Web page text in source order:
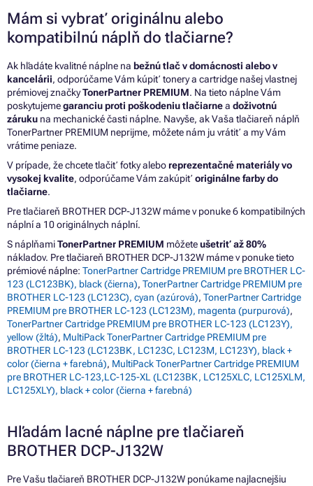
Mám si vybrať originálnu alebo
kompatibilnú náplň do tlačiarne?
Ak hľadáte kvalitné náplne na bežnú tlač v domácnosti alebo v
kancelárii, odporúčame Vám kúpiť tonery a cartridge našej vlastnej
prémiovej značkyTonerPartner PREMIUM. Na tieto náplne Vám
poskytujemegaranciu proti poškodeniu tlačiarnea doživotnú
záruku na mechanické časti náplne. Navyše, ak Vaša tlačiareň náplň
TonerPartner PREMIUM neprijme, môžete nám ju vrátiť a my Vám
vrátime peniaze.
V prípade, že chcete tlačiť fotky aleboreprezentačné materiály vo
vysokej kvalite, odporúčame Vám zakúpiť originálne farby do
tlačiarne.
Pre tlačiareň BROTHER DCP-J132W máme v ponuke 6 kompatibilných
náplní a 10 originálnych náplní.
S náplňamiTonerPartner PREMIUM môžeteušetriť až 80%
nákladov. Pre tlačiareň BROTHER DCP-J132W máme v ponuke tieto
prémiové náplne: TonerPartner Cartridge PREMIUM pre BROTHER LC-
123 (LC123BK), black (čierna), TonerPartner Cartridge PREMIUM pre
BROTHER LC-123 (LC123C), cyan (azúrová), TonerPartner Cartridge
PREMIUM pre BROTHER LC-123 (LC123M), magenta (purpurová),
TonerPartner Cartridge PREMIUM pre BROTHER LC-123 (LC123Y),
yellow (žltá), MultiPack TonerPartner Cartridge PREMIUM pre
BROTHER LC-123 (LC123BK, LC123C, LC123M, LC123Y), black +
color (čierna + farebná), MultiPack TonerPartner Cartridge PREMIUM
pre BROTHER LC-123,LC-125-XL (LC123BK, LC125XLC, LC125XLM,
LC125XLY), black + color (čierna + farebná)
Hľadám lacné náplne pre tlačiareň
BROTHER DCP-J132W
Pre Vašu tlačiareň BROTHER DCP-J132W ponúkame najlacnejšiu